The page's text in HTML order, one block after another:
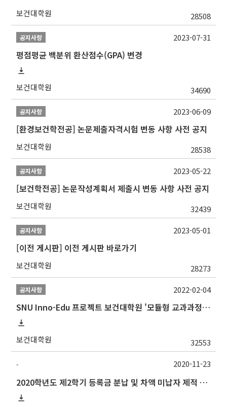
보건대학원 28508
공지사항
평점평균 백분위 환산점수(GPA) 변경
보건대학원 34690
2023-07-31
공지사항
[환경보건학전공] 논문제출자격시험 변동 사항 사전 공지
보건대학원 28538
2023-06-09
공지사항
[보건학전공] 논문작성계획서 제출시 변동 사항 사전 공지
보건대학원 32439
2023-05-22
공지사항
[이전 게시판] 이전 게시판 바로가기
보건대학원 28273
2023-05-01
공지사항
SNU Inno-Edu 프로젝트 보건대학원 '모듈형 교과과정' 안내(revised 2022/2/28)
보건대학원 32553
2022-02-04
-
2020학년도 제2학기 등록금 분납 및 차액 미납자 제적 예정 알림
2020-11-23